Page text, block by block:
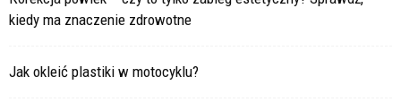
kiedy ma znaczenie zdrowotne
Jak okleić plastiki w motocyklu?